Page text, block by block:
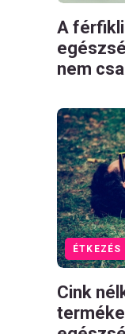
A
nem
ÉTKEZÉS
Cink